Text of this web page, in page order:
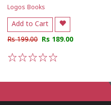
Logos Books
Add to Cart
Rs 199.00 Rs 189.00